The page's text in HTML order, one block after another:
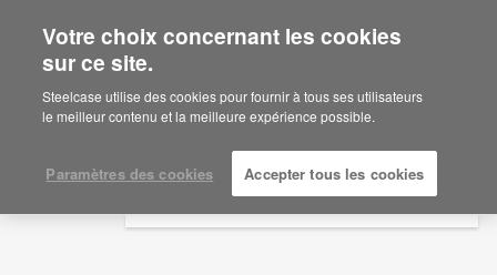
Are you in United States?
Would you like to see Products we sell in
your region?
English
Español
Documents
AFFICHER LES FILTRES
Votre choix concernant les cookies
sur ce site.
Steelcase utilise des cookies pour fournir à tous ses utilisateurs
le meilleur contenu et la meilleure expérience possible.
Paramètres des cookies Accepter tous les cookies